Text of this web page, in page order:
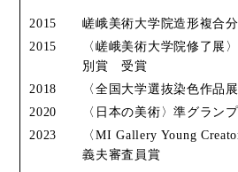
2015
嵯峨美術大学院造形複合
2015
〈嵯峨美術大学院修了展
別賞 受賞
2018
〈全国大学選抜染色作品
2020
〈日本の美術〉準グラン
2023
〈MI Gallery Young
義夫審査員賞